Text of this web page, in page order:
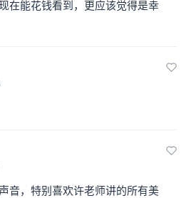
在能花钱看到，更应该觉得是幸
音，特别喜欢许老师讲的所有美